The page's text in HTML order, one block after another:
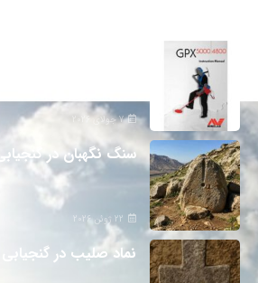
7 جولای 2026
سنگ نگهبان در گنجیابی
22 ژوئن 2026
نماد صلیب در گنجیابی